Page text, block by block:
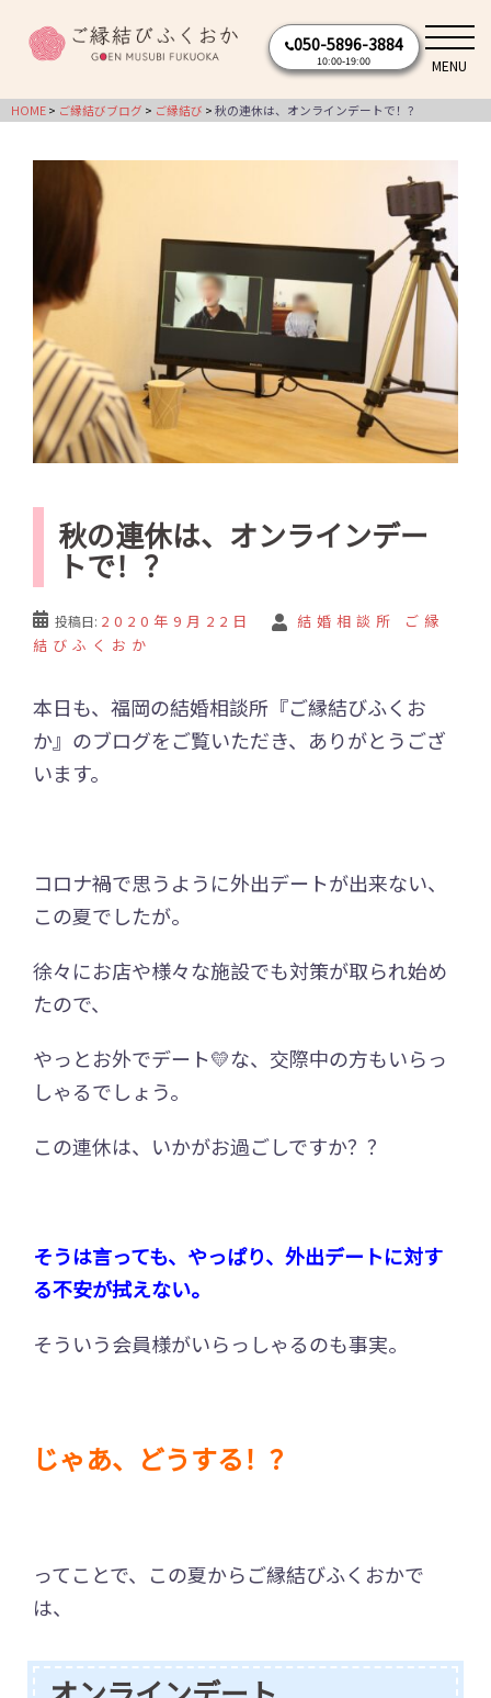
ン
050-5896-3884
10:00-19:00 MENU
HOME ご縁結びブログ ご縁結び 秋の連休は、オンラインデートで！？
秋の連休は、オンラインデー
トで！？
投稿日: 2020年9月22日
結婚相談所 ご縁
結びふくおか
本日も、福岡の結婚相談所『ご縁結びふくお
か』のブログをご覧いただき、ありがとうござ
います。
コロナ禍で思うように外出デートが出来ない、
この夏でしたが。
徐々にお店や様々な施設でも対策が取られ始め
たので、
やっとお外でデート💛な、交際中の方もいらっ
しゃるでしょう。
この連休は、いかがお過ごしですか？？
そうは言っても、やっぱり、外出デートに対す
る不安が拭えない。
そういう会員様がいらっしゃるのも事実。
じゃあ、どうする！？
ってことで、この夏からご縁結びふくおかで
は、